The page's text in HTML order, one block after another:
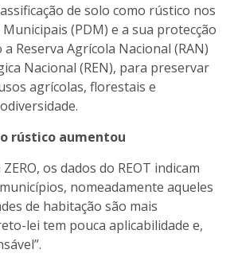
de solo como rústico nos
(PDM) e a sua protecção
Reserva Agrícola Nacional (RAN)
Nacional (REN), para preservar
agrícolas, florestais e
rústico aumentou
os dados do REOT indicam
nomeadamente aqueles
de habitação são mais
lei tem pouca aplicabilidade e,